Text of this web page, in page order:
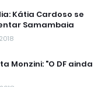
Kátia Cardoso se
Samambaia
Monzini: "O DF ainda